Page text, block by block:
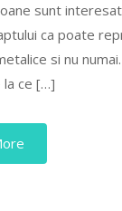
sunt
ca poate
si nu
la ce […]